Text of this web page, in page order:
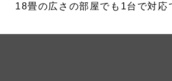
18畳の広さの部屋でも1台で対応